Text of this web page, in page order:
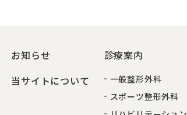
お知らせ
当サイトについて
診療案内
一般整形外科
スポーツ整形外科